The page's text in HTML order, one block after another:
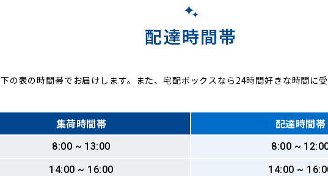
配達時間帯
下の表の時間帯でお届けします。また、宅配ボックスなら24時間好きな時間に
集荷時間帯 配達時間帯
8:00 ~ 13:00
8:00 ~
14:00 ~ 16:00
14:00 ~